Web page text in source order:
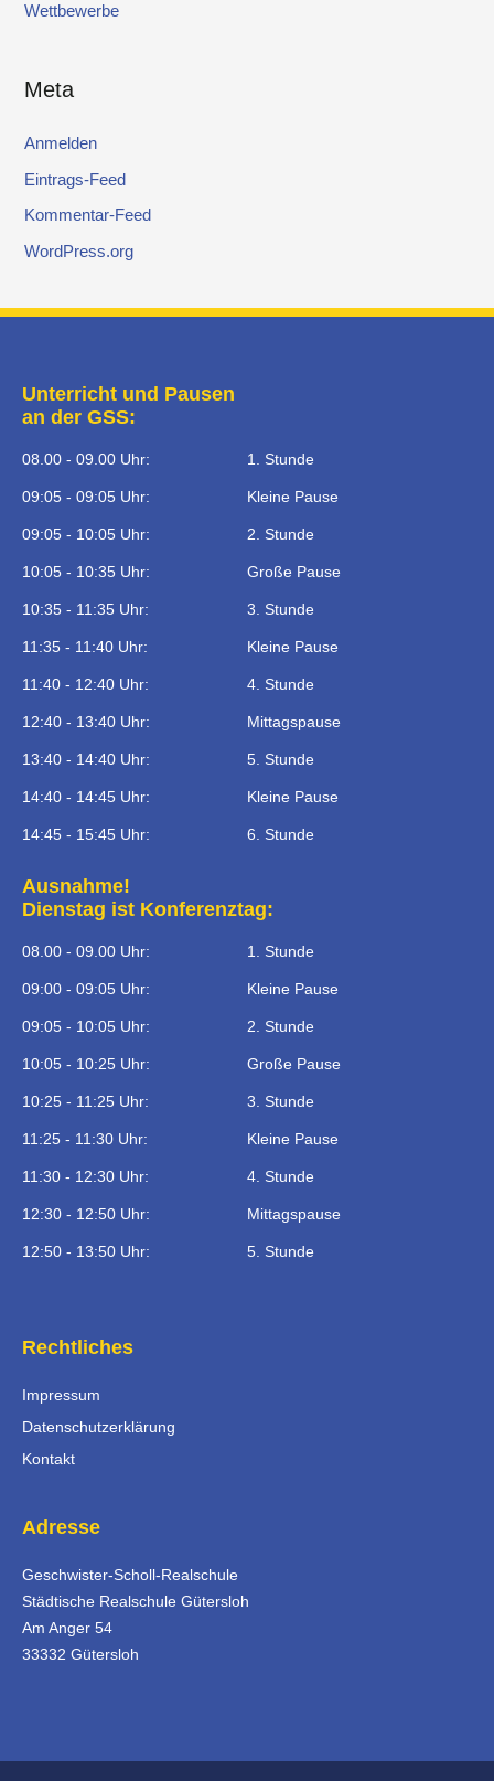
Wettbewerbe
Meta
Anmelden
Eintrags-Feed
Kommentar-Feed
WordPress.org
Unterricht und Pausen
an der GSS:
08.00 - 09.00 Uhr: 1. Stunde
09:05 - 09:05 Uhr: Kleine Pause
09:05 - 10:05 Uhr: 2. Stunde
10:05 - 10:35 Uhr: Große Pause
10:35 - 11:35 Uhr: 3. Stunde
11:35 - 11:40 Uhr: Kleine Pause
11:40 - 12:40 Uhr: 4. Stunde
12:40 - 13:40 Uhr: Mittagspause
13:40 - 14:40 Uhr: 5. Stunde
14:40 - 14:45 Uhr: Kleine Pause
14:45 - 15:45 Uhr: 6. Stunde
Ausnahme!
Dienstag ist Konferenztag:
08.00 - 09.00 Uhr: 1. Stunde
09:00 - 09:05 Uhr: Kleine Pause
09:05 - 10:05 Uhr: 2. Stunde
10:05 - 10:25 Uhr: Große Pause
10:25 - 11:25 Uhr: 3. Stunde
11:25 - 11:30 Uhr: Kleine Pause
11:30 - 12:30 Uhr: 4. Stunde
12:30 - 12:50 Uhr: Mittagspause
12:50 - 13:50 Uhr: 5. Stunde
Rechtliches
Impressum
Datenschutzerklärung
Kontakt
Adresse
Geschwister-Scholl-Realschule
Städtische Realschule Gütersloh
Am Anger 54
33332 Gütersloh